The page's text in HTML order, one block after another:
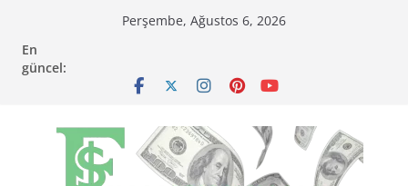
content
Perşembe, Ağustos 6, 2026
En
güncel: